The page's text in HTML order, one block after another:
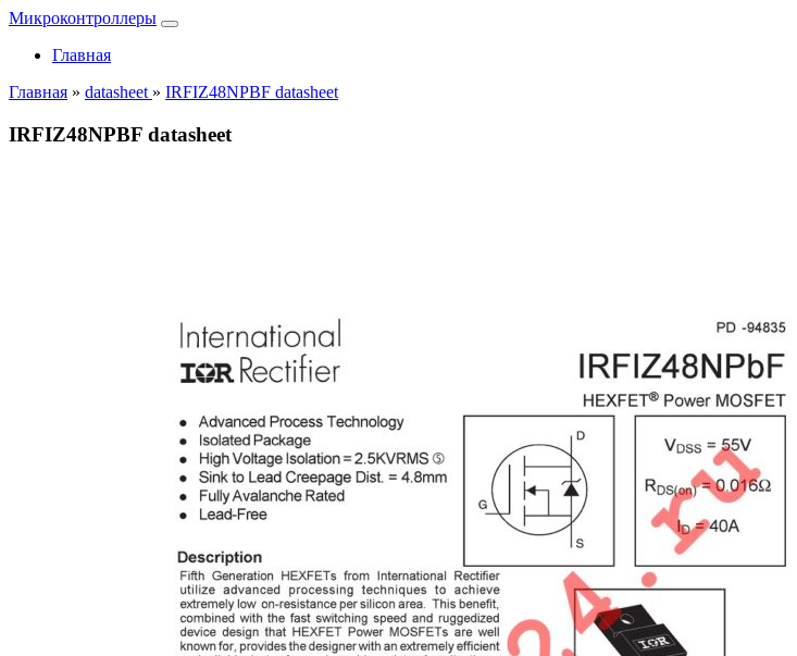
Микроконтроллеры
Главная
Главная » datasheet » IRFIZ48NPBF datasheet
IRFIZ48NPBF datasheet